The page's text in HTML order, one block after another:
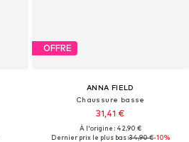
OFFRE
ANNA FIELD
Chaussure basse
31,41 €
À l'origine : 42,90 €
Dernier prix le plus bas :34,90 €-10%